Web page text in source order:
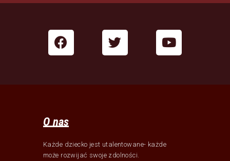
O nas
Każde dziecko jest utalentowane- każde
może rozwijać swoje zdolności.